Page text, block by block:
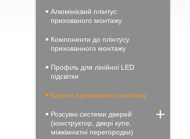
Алюмінієвий плінтус
прихованого монтажу
Компоненти до плінтусу
прихованного монтажу
Профіль для лінійноі LED
підсвітки
Карниз прихованого монтажу
Розсувні системи дверей
(конструктор, двері купе,
міжкімнатні перегородки)